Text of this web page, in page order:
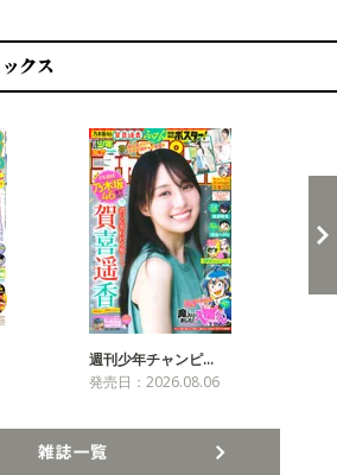
週刊少年チャンピ…
発売日：2026.08.06